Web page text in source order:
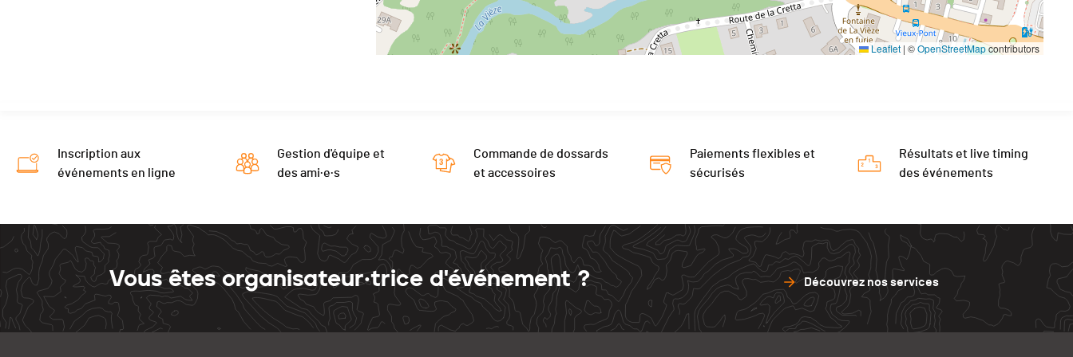
Leaflet | ©OpenStreetMapcontributors
Inscription aux
événements en ligne
Gestion d'équipe et
des ami·e·s
Commande de dossards
et accessoires
Paiements flexibles et
sécurisés
Résultats et live timing
des événements
Vous êtes organisateur·trice d'événement ? Découvrez nos services